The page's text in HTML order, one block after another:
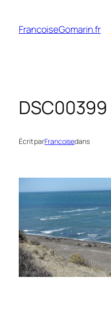
contenu
FrancoiseGomarin.fr
DSC00399
Écrit parFrancoisedans